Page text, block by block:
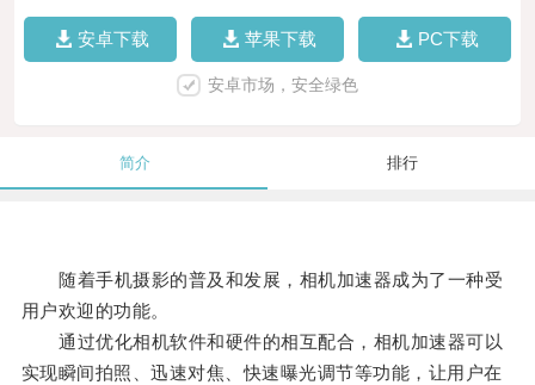
安卓下载 苹果下载 PC下载
安卓市场，安全绿色
简介 排行
随着手机摄影的普及和发展，相机加速器成为了一种受
用户欢迎的功能。
通过优化相机软件和硬件的相互配合，相机加速器可以
实现瞬间拍照、迅速对焦、快速曝光调节等功能，让用户在